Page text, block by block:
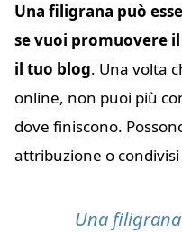
Una filigrana può
se vuoi promuovere
il tuo blog. Una volta
online, non puoi più
dove finiscono.
attribuzione o
Una